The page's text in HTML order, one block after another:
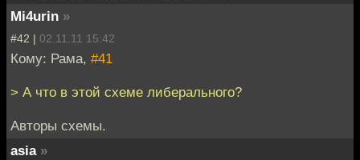
Mi4urin »
#42 | 02.11.11 15:42
Кому: Рама, #41
> А что в этой схеме либерального?
Авторы схемы.
asia »